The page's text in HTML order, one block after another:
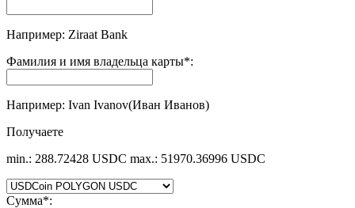
Например: Ziraat Bank
Фамилия и имя владельца карты*:
Например: Ivan Ivanov(Иван Иванов)
Получаете
min.: 288.72428 USDC max.: 51970.36996 USDC
Сумма*: